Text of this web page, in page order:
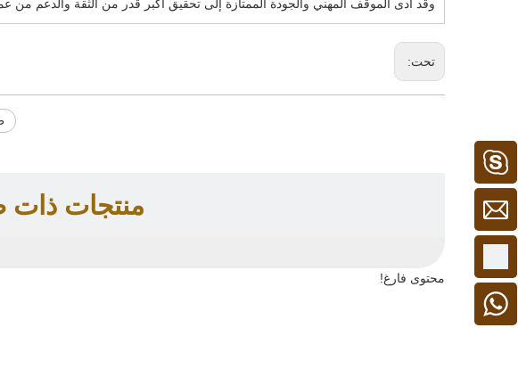
وقد أدى الموقف المهني والجودة الممتازة إلى تحقيق أكبر قدر من الثقة والدعم من
تحت:
منتجات ذات
محتوى فارغ!